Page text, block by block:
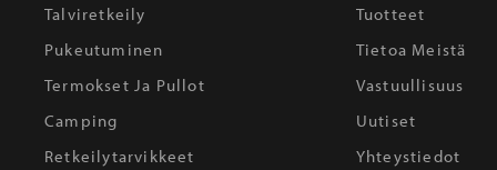
Talviretkeily
Pukeutuminen
Termokset Ja Pullot
Camping
Retkeilytarvikkeet
Tuotteet
Tietoa Meistä
Vastuullisuus
Uutiset
Yhteystiedot